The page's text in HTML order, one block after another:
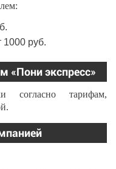
руб.
«Пони экспресс»
согласно тарифам,